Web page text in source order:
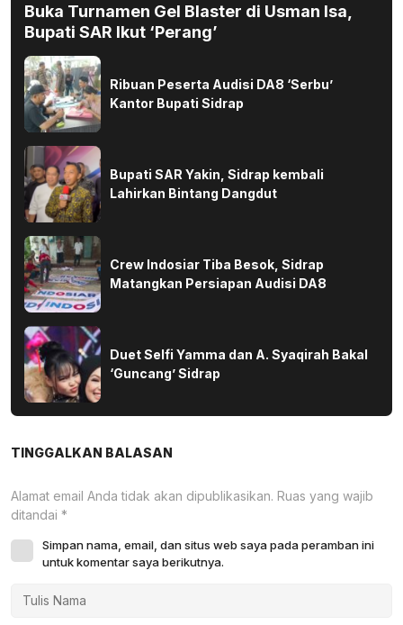
Buka Turnamen Gel Blaster di Usman Isa,
Bupati SAR Ikut ‘Perang’
Ribuan Peserta Audisi DA8 ‘Serbu’
Kantor Bupati Sidrap
Bupati SAR Yakin, Sidrap kembali
Lahirkan Bintang Dangdut
Crew Indosiar Tiba Besok, Sidrap
Matangkan Persiapan Audisi DA8
Duet Selfi Yamma dan A. Syaqirah Bakal
‘Guncang’ Sidrap
TINGGALKAN BALASAN
Alamat email Anda tidak akan dipublikasikan. Ruas yang wajib
ditandai *
Simpan nama, email, dan situs web saya pada peramban ini
untuk komentar saya berikutnya.